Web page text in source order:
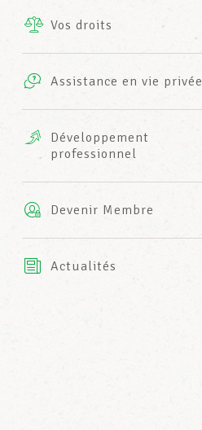
INFO-CENTER
Vos droits
Assistance en vie privée
complémentaires
AXA
Développement
professionnel
Devenir Membre
Actualités